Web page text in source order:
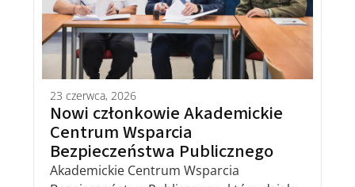
23 czerwca, 2026
Nowi członkowie Akademickie
Centrum Wsparcia
Bezpieczeństwa Publicznego
Akademickie Centrum Wsparcia